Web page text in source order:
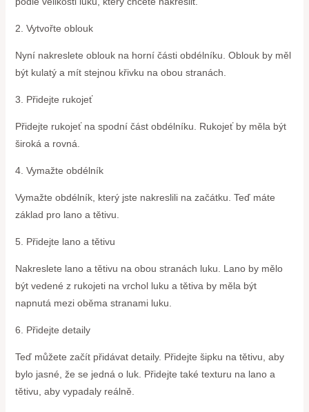
2. Vytvořte oblouk
Nyní nakreslete oblouk na horní části obdélníku. Oblouk by měl
být kulatý a mít stejnou křivku na obou stranách.
3. Přidejte rukojeť
Přidejte rukojeť na spodní část obdélníku. Rukojeť by měla být
široká a rovná.
4. Vymažte obdélník
Vymažte obdélník, který jste nakreslili na začátku. Teď máte
základ pro lano a tětivu.
5. Přidejte lano a tětivu
Nakreslete lano a tětivu na obou stranách luku. Lano by mělo
být vedené z rukojeti na vrchol luku a tětiva by měla být
napnutá mezi oběma stranami luku.
6. Přidejte detaily
Teď můžete začít přidávat detaily. Přidejte šipku na tětivu, aby
bylo jasné, že se jedná o luk. Přidejte také texturu na lano a
tětivu, aby vypadaly reálně.